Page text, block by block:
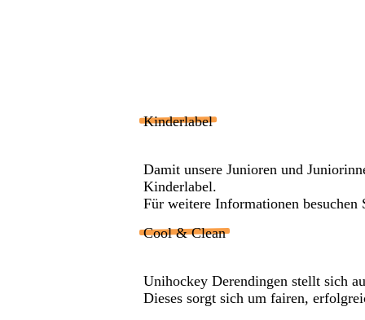
Kinderlabel
Damit unsere Junioren und
Kinderlabel.
Für weitere Informationen besuchen
Cool & Clean
Unihockey Derendingen stellt sich
Dieses sorgt sich um fairen,